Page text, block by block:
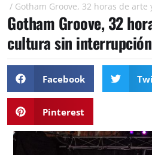
/ Gotham Groove, 32 horas de
Gotham Groove, 32
cultura sin
Facebook
Pinterest